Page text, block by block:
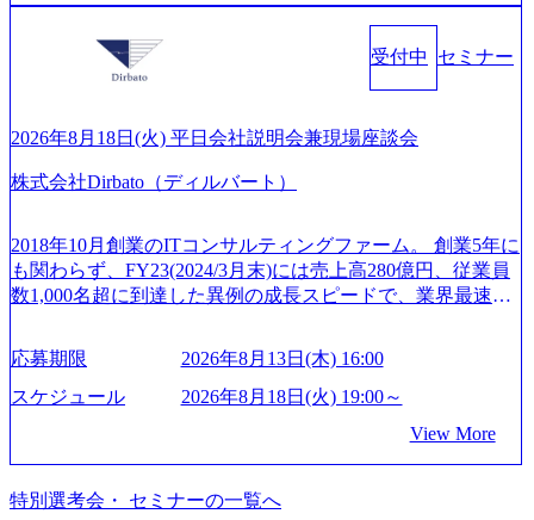
界においてはDX戦略立案、NFT等の新規事業立案を得意と
する。 - 藏満 一馬氏：アクセンチュア出身。金融業界を中
心に、DX戦略策定、新規事業立案、組織変革、規制対応等
の幅広いプロジェクトを主導する。 - 天野 善仁氏：19卒Pw
ページ (https://www.xspear.co.jp/career/interviews/) 戦略だけの
から”のコンサルの在り方 (https://www.businessinsider.jp/articl
を取得 (https://www.agara.co.jp/article/382811) シンプレクスと
Xspear Consultingが、東京都港区の行政手続き100%デジタル
化を支援 (https://www.afpbb.com/articles/-/3520247) 【未経験
流工程、先端技術を学べる環境 【コンサルファーム経験
者】 ・専門領域に軸足を置きながら、他領域にもチャレン
ジできる環境 ・タイトルアップでのオファー ・現職ファー
ムより高いオファー年収 ・実力主義でプロモーションでき
る（ダブルスキップもあり） ・週に1度のアサインｍｔｇで
こまめに社員のキャリアについて検討してもらえる。結
果、なりたいキャリアを反映できるｐｊにアサインしても
休暇は年間24日（4月1日入社の場合）で、入社日に付与さ
れます。 年次有給休暇の残日数は、翌年度に繰り越すこと
ができます。 慶弔休暇は、事由により取得可能日数は異な
ュ休暇は、規程で定める勤続年数ごとに、連続5日のリフレ
ッシュ休暇を取得できます。 【育児や子の看護、介護など
の制度】 育児休暇： 対象：小学校1年修了時の3月31日まで
日2時間15分まで、始業・終業時刻の繰り上げ・繰り下げが
可能 子の看護休暇： 子1人につき5日まで取得でき、1時間
単位で取得することも可能 家族看護休暇： 5日まで取得で
度など】 独身寮：富山事業所の近くに、白風寮と青風寮の2
つの寮があり、以下の入居基準を満たす方が入居可能で
す。 ＜入居基準＞ ・満33歳までの独身者 ・自宅から勤務地
までの通勤総時間が2時間を超えること 住宅手当： 本社の
なるため、入居基準を満たす女性には住宅手当を支給しま
ず幅広い案件に携わりながら自己成長とキャリアの挑戦が
可能 M&Aセンター出身者3名がメインメンバーであり、経
験豊富なアドバイザーと共に働くことで、M&Aや財務アド
バイザリーなどの専門知識を獲得し、キャリアを発展させ
となり、平均3000万～4000万の年収となる 内訳としては個
成活躍させるためのナレッジシェアおよび丁寧なOJTを欠か
19:30～ 所要時間 : 約1時間 2026年8月13日(木) 16:00 ＼応募
意思不問・業界未経験歓迎！／ M&A承継機構のビジョンや
業務内容、実際の働き方について詳しくお伝えするオンラ
イン説明会を開催いたします。 M&A業界に興味があり、ま
業界の情報を集めたい 働くイメージを具体的に知りたい M
&A業界にご興味がある方、転職を少しでもお考えの方はも
ちろん、情報収集をしたい方でも歓迎です。お気軽にご参
加ください。 当日は、質疑応答のお時間もご用意しており
ます。 是非、説明会にてお話できることを楽しみにしてお
ります。 説明会後にアンケート回答をお願いいたします。
オンライン(Google meets)
受付中 セミナー
2026年8月18日(火) 平日会社説明会兼現場座談会
株式会社Dirbato（ディルバート）
2018年10月創業のITコンサルティングファーム。 創業5年に
も関わらず、FY23(2024/3月末)には売上高280億円、従業員
数1,000名超に到達した異例の成長スピードで、業界最速と
成⻑を遂げている。 現在コンサルティングファームでは外
資も含めて売上高TOP10にランクインしている。 主力事業
はITコンサルティング。幅広い業界の大企業を中心に、IT
支援している。 他方、インキュベーション事業を手掛けて
いるのも同社の特徴であり、 自社で新規事業開発も手掛け
つつ、複数社への出資～ハンズオン支援も行っている。 (参
応募期限
2026年8月13日(木) 16:00
スケジュール
2026年8月18日(火) 19:00～
View More
特別選考会・ セミナーの一覧へ